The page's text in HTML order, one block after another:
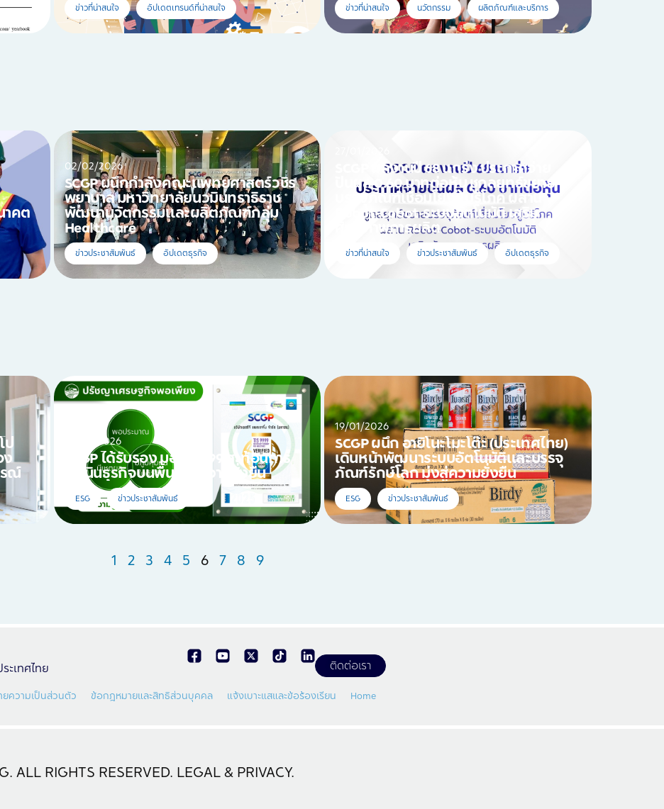
ข่าวที่น่าสนใจ อัปเดตเทรนด์ที่น่าสนใจ ข่าวที่น่าสนใจ นวัตกรรม ผลิตภัณฑ์และบริการ
าคต
02/02/2026
SCGP ผนึกกำลังคณะแพทยศาสตร์วชิร
พยาบาล มหาวิทยาลัยนวมินทราธิราช
พัฒนานวัตกรรมและผลิตภัณฑ์กลุ่ม
Healthcare
ข่าวประชาสัมพันธ์ อัปเดตธุรกิจ
SCGP ผลงานปี 68 แกร่ง ประกาศจ่าย
ปันผล 0.60 บาทต่อหุ้น ชูกลยุทธ์ขยาย
บรรจุภัณฑ์เชื่อมโยงผู้บริโภค ผสาน
Robot-Cobot-ระบบอัตโนมัติ เสริม
ศักยภาพการผลิต
ข่าวที่น่าสนใจ ข่าวประชาสัมพันธ์ อัปเดตธุรกิจ
ป
ง
รณ์
20/01/2026
SCGP ได้รับรอง มอก. 9999 สะท้อนการ
ดำเนินธุรกิจบนพื้นฐานความยั่งยืน
ESG ข่าวประชาสัมพันธ์
19/01/2026
SCGP ผนึก อายิโนะโมะโต๊ะ (ประเทศไทย)
เดินหน้าพัฒนาระบบอัตโนมัติและบรรจุ
ภัณฑ์รักษ์โลก มุ่งสู่ความยั่งยืน
ESG ข่าวประชาสัมพันธ์
1 2 3 4 5 6 7 8 9
ะเทศไทย
ติดต่อเรา
ยความเป็นส่วนตัว ข้อกฎหมายและสิทธิส่วนบุคคล แจ้งเบาะแสและข้อร้องเรียน Home
ALL RIGHTS RESERVED. LEGAL & PRIVACY.